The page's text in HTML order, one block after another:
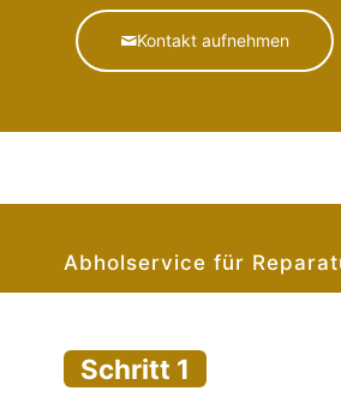
Kontakt aufnehmen
Abholservice für
Schritt 1